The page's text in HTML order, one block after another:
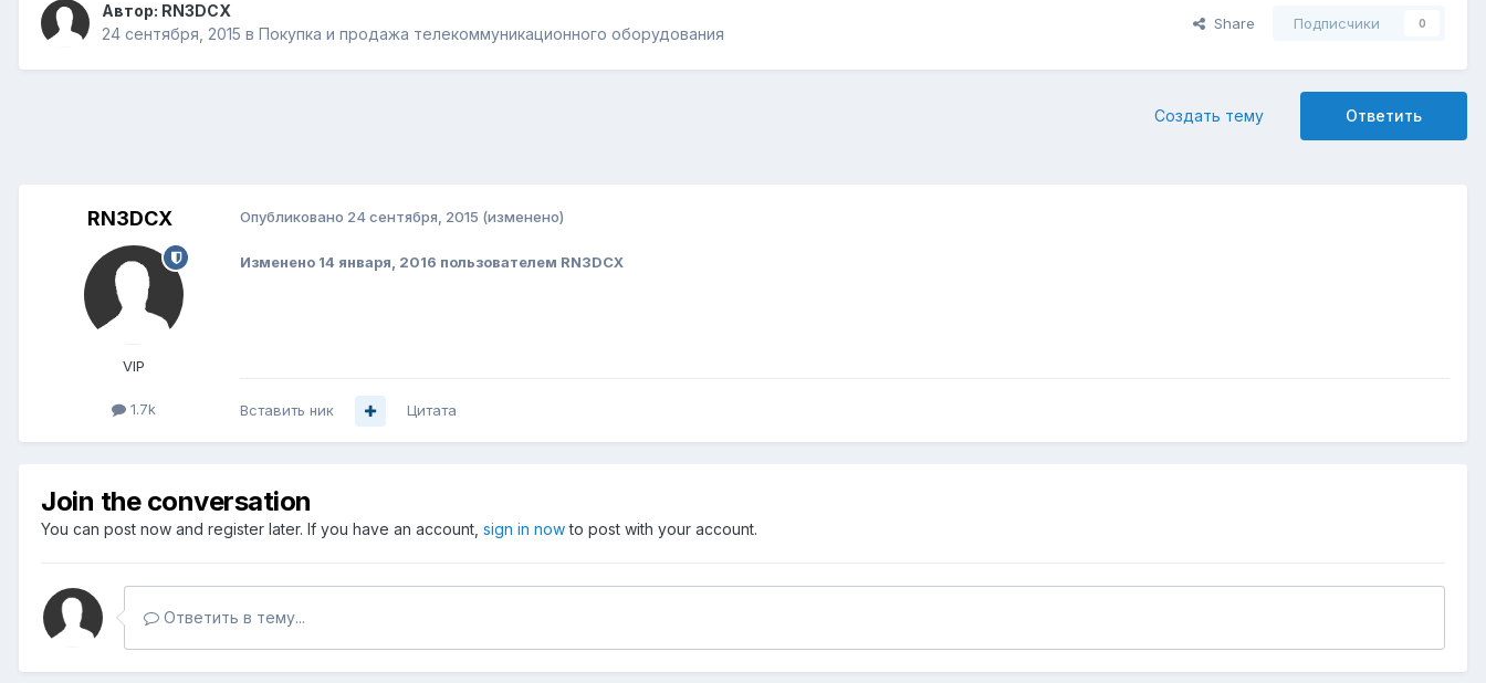
Автор: RN3DCX
24 сентября, 2015 в Покупка и продажа телекоммуникационного оборудования
Share Подписчики 0
Ответить
Создать тему
RN3DCX
VIP
1.7k
Опубликовано 24 сентября, 2015 (изменено)
Изменено 14 января, 2016 пользователем RN3DCX
Вставить ник Цитата
Join the conversation
You can post now and register later. If you have an account, sign in nowto post with your account.
Ответить в тему...